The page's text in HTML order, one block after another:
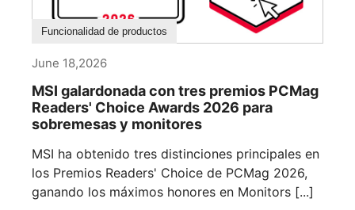
Funcionalidad de productos
June 18,2026
MSI galardonada con tres premios PCMag
Readers' Choice Awards 2026 para
sobremesas y monitores
MSI ha obtenido tres distinciones principales en
los Premios Readers' Choice de PCMag 2026,
ganando los máximos honores en Monitors [...]